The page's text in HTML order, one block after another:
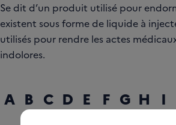
Se dit d’un produit utilisé pour
existent sous forme de liquide à
utilisés pour rendre les actes
indolores.
A B C D E F G H I